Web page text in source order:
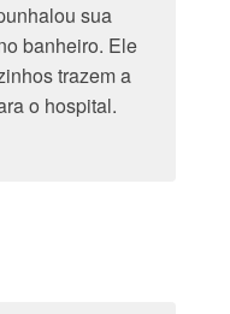
sua
banheiro. Ele
trazem a
o hospital.